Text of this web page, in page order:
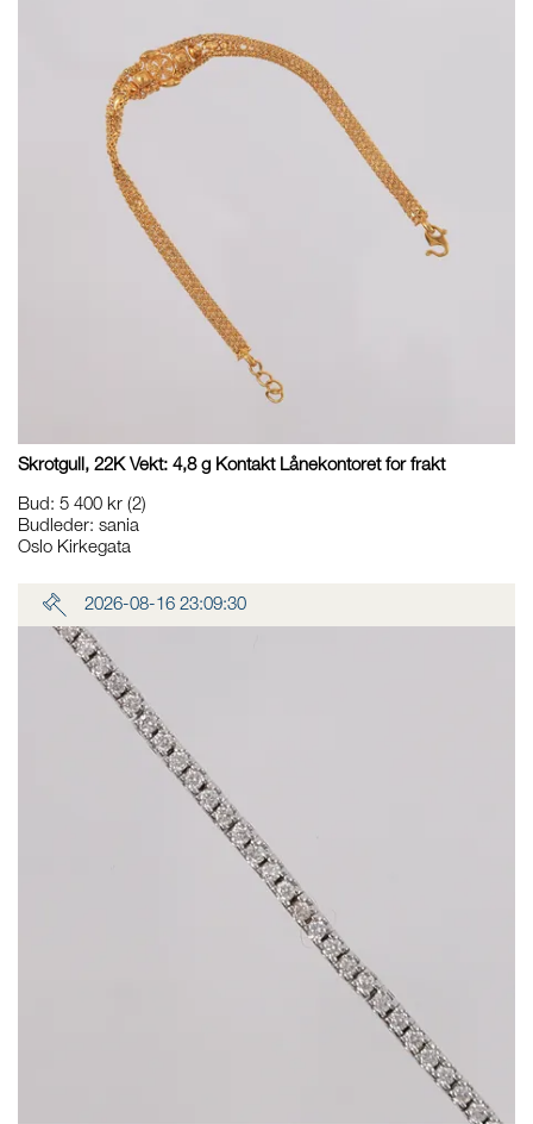
Skrotgull, 22K Vekt: 4,8 g Kontakt Lånekontoret for frakt
Bud: 5 400 kr (2)
Budleder: sania
Oslo Kirkegata
2026-08-16 23:09:30